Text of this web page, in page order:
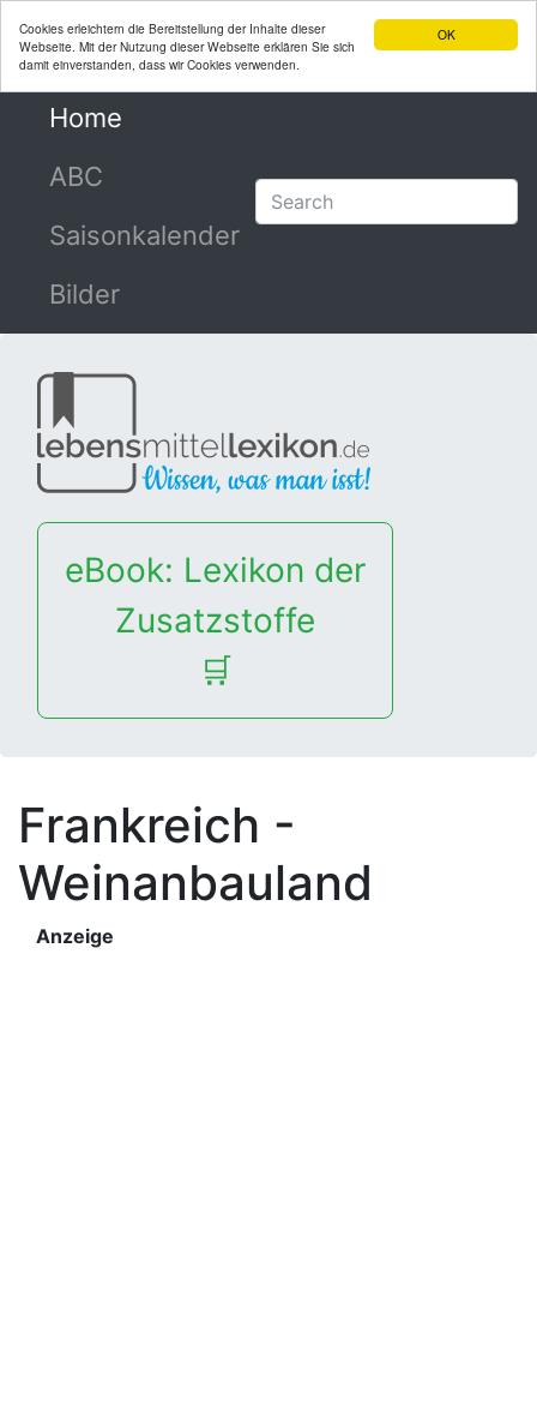
OK
Cookies erleichtern die Bereitstellung der Inhalte dieser
Webseite. Mit der Nutzung dieser Webseite erklären Sie sich
damit einverstanden, dass wir Cookies verwenden.
Home
ABC
Saisonkalender
Bilder
eBook: Lexikon der
Zusatzstoffe
🛒
Frankreich -
Weinanbauland
Anzeige